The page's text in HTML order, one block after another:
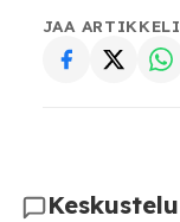
JAA ARTIKKELI
Keskustelu